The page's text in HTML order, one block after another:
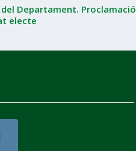
Departament. Proclamació
electe